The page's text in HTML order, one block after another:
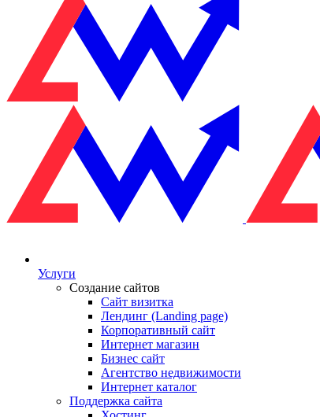
Услуги
Создание сайтов
Сайт визитка
Лендинг (Landing page)
Корпоративный сайт
Интернет магазин
Бизнес сайт
Агентство недвижимости
Интернет каталог
Поддержка сайта